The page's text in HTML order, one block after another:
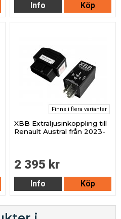
Info Köp
Finns i flera varianter
XBB Extraljusinkoppling till
Renault Austral från 2023-
2 395 kr
Info Köp